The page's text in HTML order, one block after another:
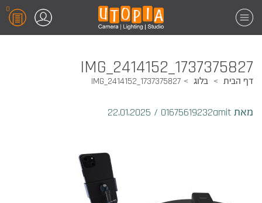
0
1737375827_IMG_2414152
דף הבית בלוג 1737375827_IMG_2414152
מאת 01675619232amit /